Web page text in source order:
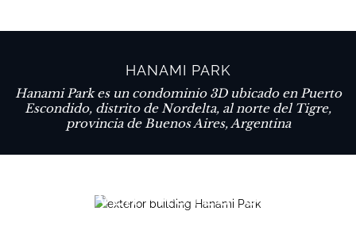
HANAMI PARK
Hanami Park es un condominio 3D ubicado en Puerto
Escondido, distrito de Nordelta, al norte del Tigre,
provincia de Buenos Aires, Argentina
VER PROYECTO